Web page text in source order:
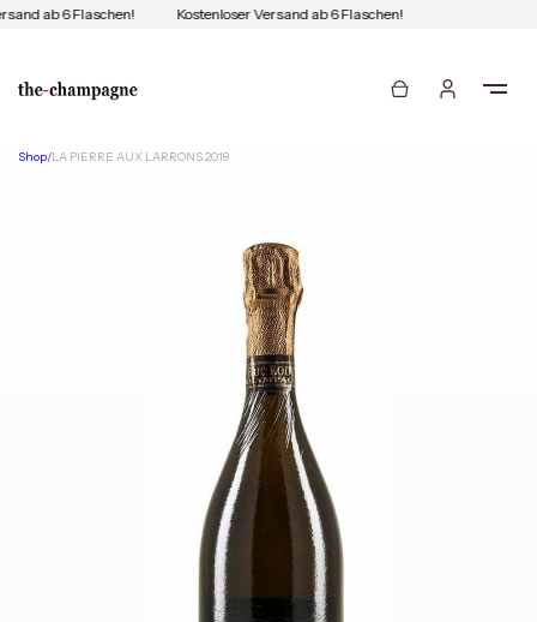
ab 6 Flaschen! Kostenloser Versand ab 6 Flaschen!
Shop/LA PIERRE AUX LARRONS 2018